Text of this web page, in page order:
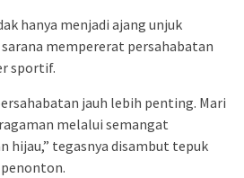
hanya menjadi ajang unjuk
mempererat persahabatan
sportif.
jauh lebih penting. Mari
melalui semangat
hijau,” tegasnya disambut tepuk